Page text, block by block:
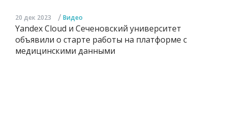
20 дек 2023 / Видео
Yandex Cloud и Сеченовский университет
объявили о старте работы на платформе с
медицинскими данными